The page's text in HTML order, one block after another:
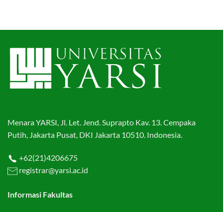
Menara YARSI, Jl. Let. Jend. Suprapto Kav. 13. Cempaka
Putih, Jakarta Pusat, DKI Jakarta 10510. Indonesia.
+62(21)4206675
registrar@yarsi.ac.id
Informasi Fakultas